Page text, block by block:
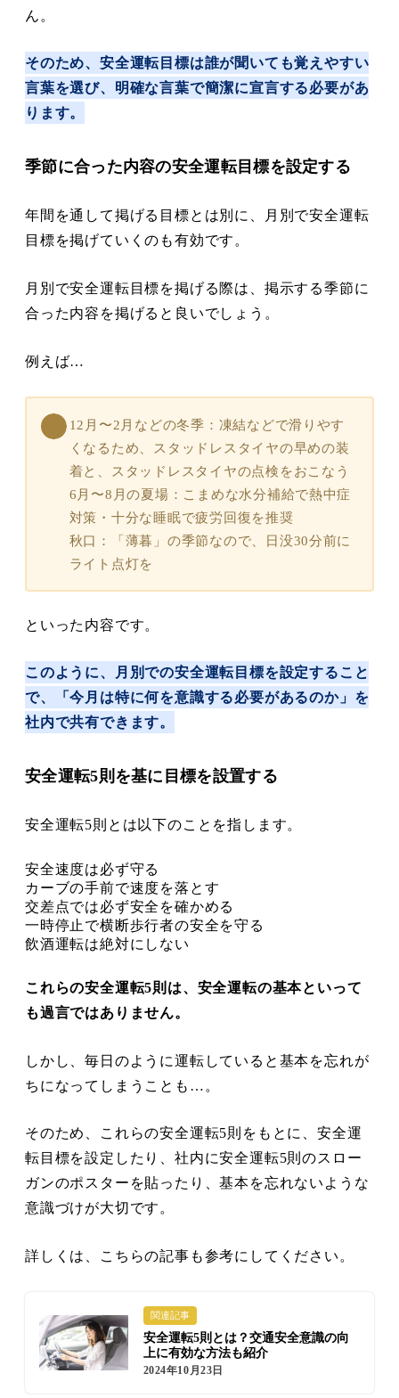
ん。
そのため、安全運転目標は誰が聞いても覚えやすい
言葉を選び、明確な言葉で簡潔に宣言する必要があ
ります。
季節に合った内容の安全運転目標を設定する
年間を通して掲げる目標とは別に、月別で安全運転
目標を掲げていくのも有効です。
月別で安全運転目標を掲げる際は、掲示する季節に
合った内容を掲げると良いでしょう。
例えば…
12月〜2月などの冬季：凍結などで滑りやす
くなるため、スタッドレスタイヤの早めの装
着と、スタッドレスタイヤの点検をおこなう
6月〜8月の夏場：こまめな水分補給で熱中症
対策・十分な睡眠で疲労回復を推奨
秋口：「薄暮」の季節なので、日没30分前に
ライト点灯を
といった内容です。
このように、月別での安全運転目標を設定すること
で、「今月は特に何を意識する必要があるのか」を
社内で共有できます。
安全運転5則を基に目標を設置する
安全運転5則とは以下のことを指します。
安全速度は必ず守る
カーブの手前で速度を落とす
交差点では必ず安全を確かめる
一時停止で横断歩行者の安全を守る
飲酒運転は絶対にしない
これらの安全運転5則は、安全運転の基本といって
も過言ではありません。
しかし、毎日のように運転していると基本を忘れが
ちになってしまうことも…。
そのため、これらの安全運転5則をもとに、安全運
転目標を設定したり、社内に安全運転5則のスロー
ガンのポスターを貼ったり、基本を忘れないような
意識づけが大切です。
詳しくは、こちらの記事も参考にしてください。
関連記事
安全運転5則とは？交通安全意識の向
上に有効な方法も紹介
2024年10月23日